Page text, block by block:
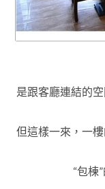
是跟客廳連結的
但這樣一來 ， 一
“包棟